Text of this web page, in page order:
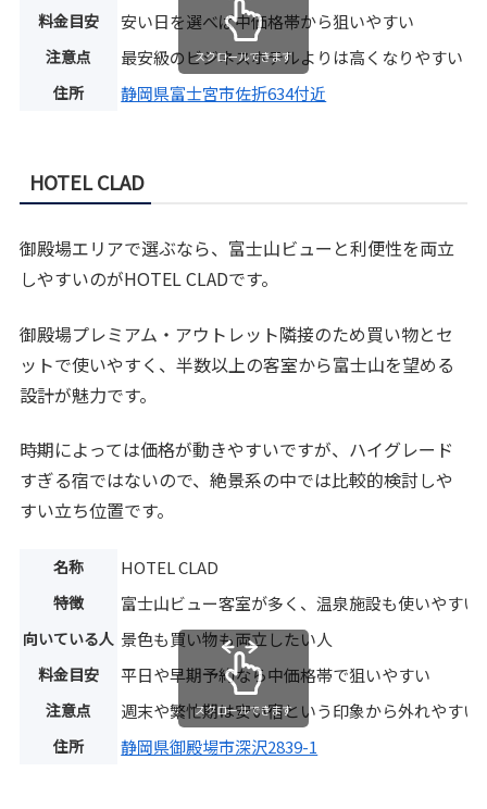
料金目安 安い日を選べば中価格帯から狙いやすい
注意点 最安級のビジネスホテルよりは高くなりやすい
住所 静岡県富士宮市佐折634付近
スクロールできます
HOTEL CLAD
御殿場エリアで選ぶなら、富士山ビューと利便性を両立
しやすいのがHOTEL CLADです。
御殿場プレミアム・アウトレット隣接のため買い物とセ
ットで使いやすく、半数以上の客室から富士山を望める
設計が魅力です。
時期によっては価格が動きやすいですが、ハイグレード
すぎる宿ではないので、絶景系の中では比較的検討しや
すい立ち位置です。
名称 HOTEL CLAD
特徴 富士山ビュー客室が多く、温泉施設も使いやすい
向いている人 景色も買い物も両立したい人
料金目安 平日や早期予約なら中価格帯で狙いやすい
注意点 週末や繁忙期は安い宿という印象から外れやすい
住所 静岡県御殿場市深沢2839-1
スクロールできます